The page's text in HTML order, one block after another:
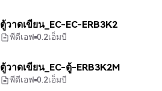
ตู้วาดเขียน_EC-EC-ERB3K2
พีดีเอฟ 0.2เอ็มบี
ตู้วาดเขียน_EC-ตู้-ERB3K2M
พีดีเอฟ 0.2เอ็มบี